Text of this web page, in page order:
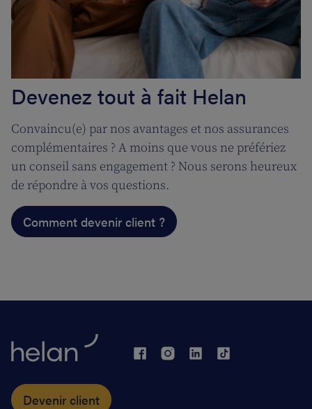
Devenez tout à fait Helan
Convaincu(e) par nos avantages et nos assurances
complémentaires ? A moins que vous ne préfériez
un conseil sans engagement ? Nous serons heureux
de répondre à vos questions.
Comment devenir client ?
Devenir client